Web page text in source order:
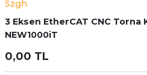
Sürücüler
Ürünleri
Pompaları
Szgh
3 Eksen EtherCAT CNC
NEW1000iT
0,00 TL